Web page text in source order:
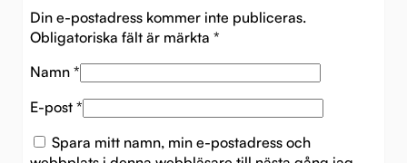
Din e-postadress kommer inte publiceras.
Obligatoriska fält är märkta *
Namn *
E-post *
Spara mitt namn, min e-postadress och